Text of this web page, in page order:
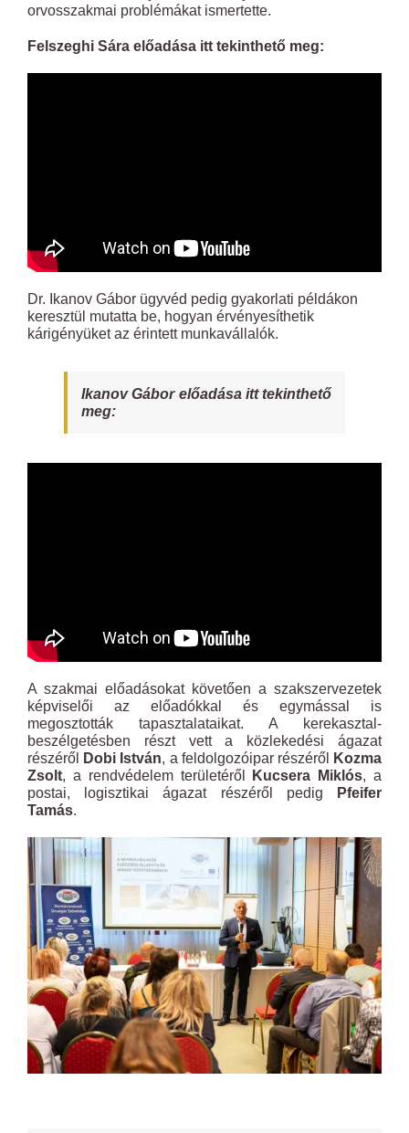
orvosszakmai problémákat ismertette.
Felszeghi Sára előadása itt tekinthető meg:
Dr. Ikanov Gábor ügyvéd pedig gyakorlati példákon
keresztül mutatta be, hogyan érvényesíthetik
kárigényüket az érintett munkavállalók.
Ikanov Gábor előadása itt tekinthető
meg:
A szakmai előadásokat követően a szakszervezetek
képviselői az előadókkal és egymással is
megosztották tapasztalataikat. A kerekasztal-
beszélgetésben részt vett a közlekedési ágazat
részéről
Dobi István, a feldolgozóipar részéről
Kozma
Zsolt, a rendvédelem területéről Kucsera Miklós, a
postai, logisztikai ágazat részéről pedig
Pfeifer
Tamás.